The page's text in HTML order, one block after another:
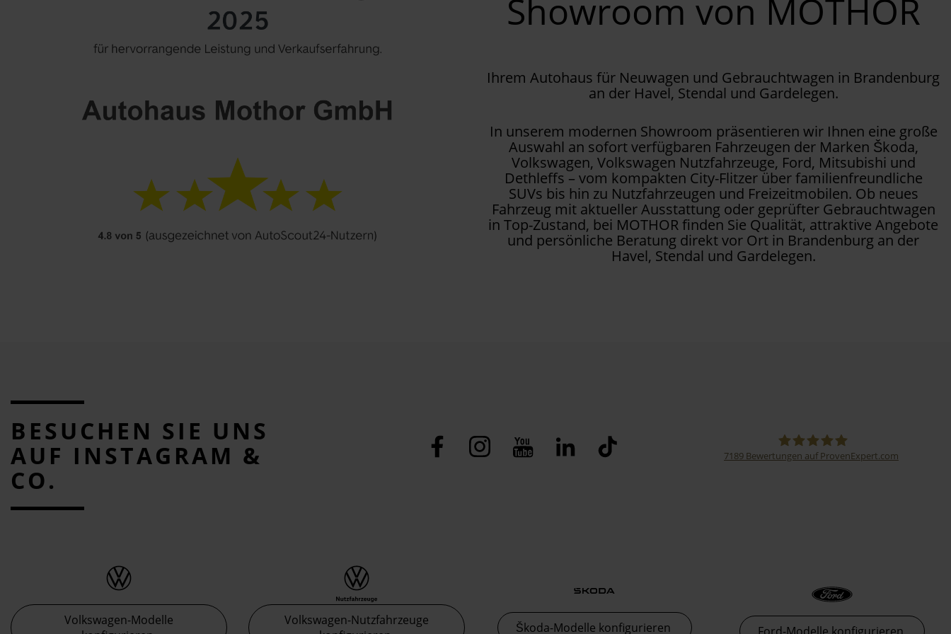
Showroom von MOTHOR
Ihrem Autohaus für Neuwagen und Gebrauchtwagen in Brandenburg
an der Havel, Stendal und Gardelegen.
In unserem modernen Showroom präsentieren wir Ihnen eine große
Auswahl an sofort verfügbaren Fahrzeugen der Marken Škoda,
Volkswagen, Volkswagen Nutzfahrzeuge, Ford, Mitsubishi und
Dethleffs – vom kompakten City-Flitzer über familienfreundliche
SUVs bis hin zu Nutzfahrzeugen und Freizeitmobilen. Ob neues
Fahrzeug mit aktueller Ausstattung oder geprüfter Gebrauchtwagen
in Top-Zustand, bei MOTHOR finden Sie Qualität, attraktive Angebote
und persönliche Beratung direkt vor Ort in Brandenburg an der
Havel, Stendal und Gardelegen.
BESUCHEN SIE UNS
AUF INSTAGRAM &
CO.
7189 Bewertungen auf ProvenExpert.com
Volkswagen-Modelle
Volkswagen-Nutzfahrzeuge
Škoda-Modelle konfigurieren